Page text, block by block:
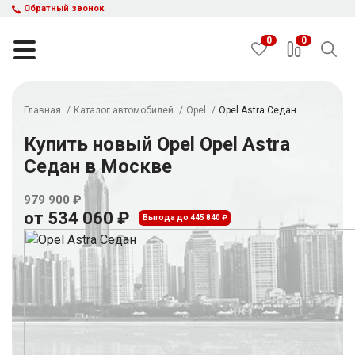
Обратный звонок
Кредит и рассрочка
Акции
Такси в кредит
Подбор авто
Спецпредложения
Каталог автомобилей
Авто с пробегом
0 0
Главная Каталог автомобилей Opel Opel Astra Седан
Купить новый Opel Opel Astra
Седан в Москве
979 900 ₽
от 534 060 ₽ Выгода до 445 840 ₽